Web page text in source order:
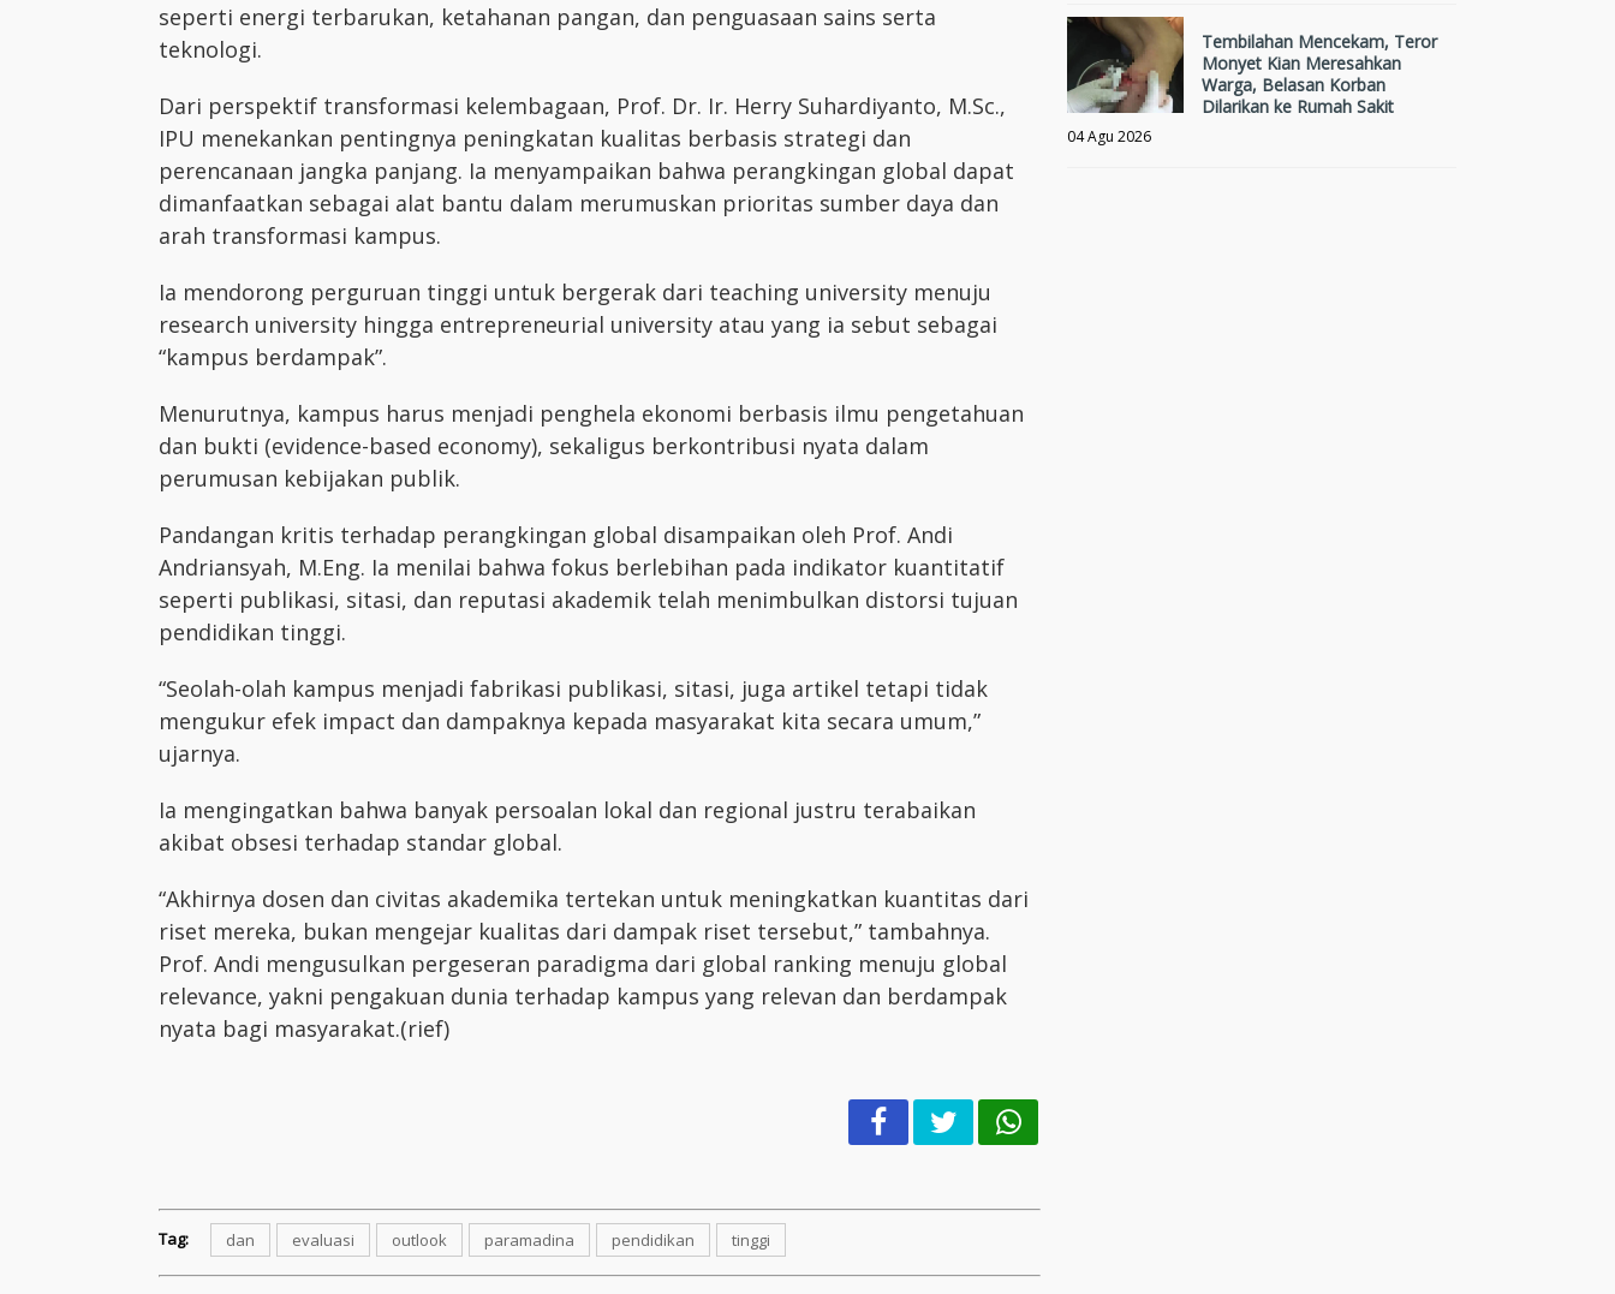
seperti energi terbarukan, ketahanan pangan, dan penguasaan sains serta
teknologi.
Dari perspektif transformasi kelembagaan, Prof. Dr. Ir. Herry Suhardiyanto, M.Sc.,
IPU menekankan pentingnya peningkatan kualitas berbasis strategi dan
perencanaan jangka panjang. Ia menyampaikan bahwa perangkingan global dapat
dimanfaatkan sebagai alat bantu dalam merumuskan prioritas sumber daya dan
arah transformasi kampus.
Ia mendorong perguruan tinggi untuk bergerak dari teaching university menuju
research university hingga entrepreneurial university atau yang ia sebut sebagai
“kampus berdampak”.
Menurutnya, kampus harus menjadi penghela ekonomi berbasis ilmu pengetahuan
dan bukti (evidence-based economy), sekaligus berkontribusi nyata dalam
perumusan kebijakan publik.
Pandangan kritis terhadap perangkingan global disampaikan oleh Prof. Andi
Andriansyah, M.Eng. Ia menilai bahwa fokus berlebihan pada indikator kuantitatif
seperti publikasi, sitasi, dan reputasi akademik telah menimbulkan distorsi tujuan
pendidikan tinggi.
“Seolah-olah kampus menjadi fabrikasi publikasi, sitasi, juga artikel tetapi tidak
mengukur efek impact dan dampaknya kepada masyarakat kita secara umum,”
ujarnya.
Ia mengingatkan bahwa banyak persoalan lokal dan regional justru terabaikan
akibat obsesi terhadap standar global.
“Akhirnya dosen dan civitas akademika tertekan untuk meningkatkan kuantitas dari
riset mereka, bukan mengejar kualitas dari dampak riset tersebut,” tambahnya.
Prof. Andi mengusulkan pergeseran paradigma dari global ranking menuju global
relevance, yakni pengakuan dunia terhadap kampus yang relevan dan berdampak
nyata bagi masyarakat.(rief)
Tag: dan evaluasi outlook paramadina pendidikan tinggi
Tembilahan Mencekam, Teror
Monyet Kian Meresahkan
Warga, Belasan Korban
Dilarikan ke Rumah Sakit
04 Agu 2026